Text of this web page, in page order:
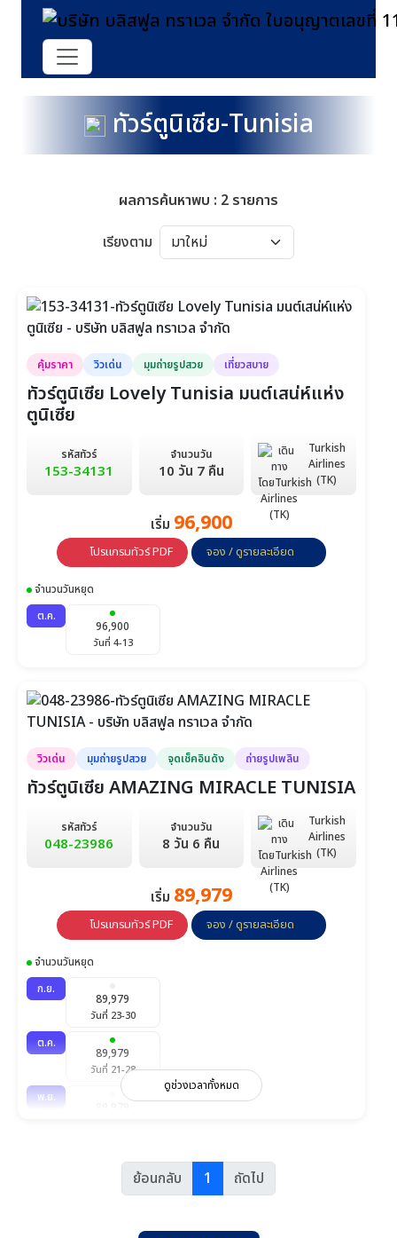
ทัวร์ตูนิเซีย-Tunisia
ผลการค้นหาพบ : 2 รายการ
เรียงตาม
คุ้มราคา วิวเด่น มุมถ่ายรูปสวย เที่ยวสบาย
ทัวร์ตูนิเซีย Lovely Tunisia มนต์เสน่ห์แห่ง
ตูนิเซีย
รหัสทัวร์
153-34131
จำนวนวัน
10 วัน 7 คืน
Turkish
Airlines
(TK)
เริ่ม 96,900
โปรแกรมทัวร์ PDF จอง / ดูรายละเอียด
จำนวนวันหยุด
ต.ค.
96,900
วันที่ 4-13
วิวเด่น มุมถ่ายรูปสวย จุดเช็คอินดัง ถ่ายรูปเพลิน
ทัวร์ตูนิเซีย AMAZING MIRACLE TUNISIA
รหัสทัวร์
048-23986
จำนวนวัน
8 วัน 6 คืน
Turkish
Airlines
(TK)
เริ่ม 89,979
โปรแกรมทัวร์ PDF จอง / ดูรายละเอียด
จำนวนวันหยุด
ก.ย.
89,979
วันที่ 23-30
ต.ค.
89,979
วันที่ 21-28
พ.ย.
89,979
ดูช่วงเวลาทั้งหมด
ย้อนกลับ 1 ถัดไป